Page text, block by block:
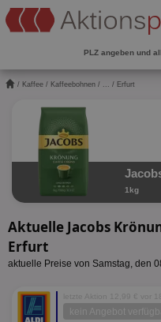
PLZ angeben und
/ Kaffee / Kaffeebohnen / ... / Erfurt
1kg
Aktuelle Jacobs
Erfurt
aktuelle Preise von Samstag, den
letzte Aktion 12,99 € vor
kein Angebot